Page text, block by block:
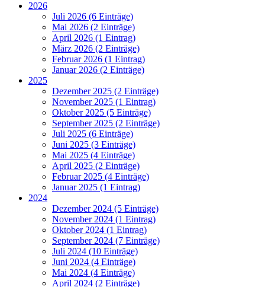
2026
Juli 2026 (6 Einträge)
Mai 2026 (2 Einträge)
April 2026 (1 Eintrag)
März 2026 (2 Einträge)
Februar 2026 (1 Eintrag)
Januar 2026 (2 Einträge)
2025
Dezember 2025 (2 Einträge)
November 2025 (1 Eintrag)
Oktober 2025 (5 Einträge)
September 2025 (2 Einträge)
Juli 2025 (6 Einträge)
Juni 2025 (3 Einträge)
Mai 2025 (4 Einträge)
April 2025 (2 Einträge)
Februar 2025 (4 Einträge)
Januar 2025 (1 Eintrag)
2024
Dezember 2024 (5 Einträge)
November 2024 (1 Eintrag)
Oktober 2024 (1 Eintrag)
September 2024 (7 Einträge)
Juli 2024 (10 Einträge)
Juni 2024 (4 Einträge)
Mai 2024 (4 Einträge)
April 2024 (2 Einträge)